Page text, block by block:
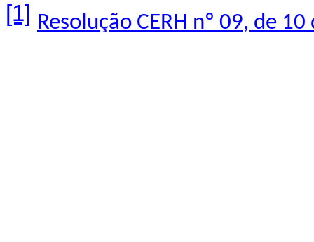
[1] Resolução CERH nº 09, de